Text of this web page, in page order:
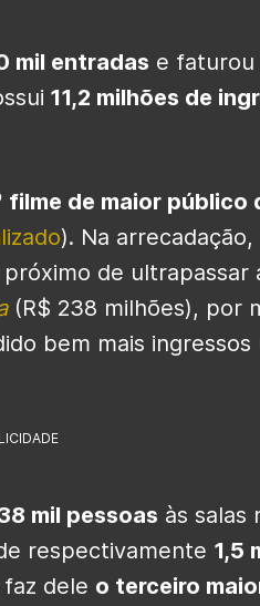
mil entradas e faturou
11,2 milhões de
filme de maior público
). Na
próximo de ultrapassar
(R$ 238 milhões), por
bem mais ingressos
mil pessoas às salas
respectivamente 1,5
dele o terceiro